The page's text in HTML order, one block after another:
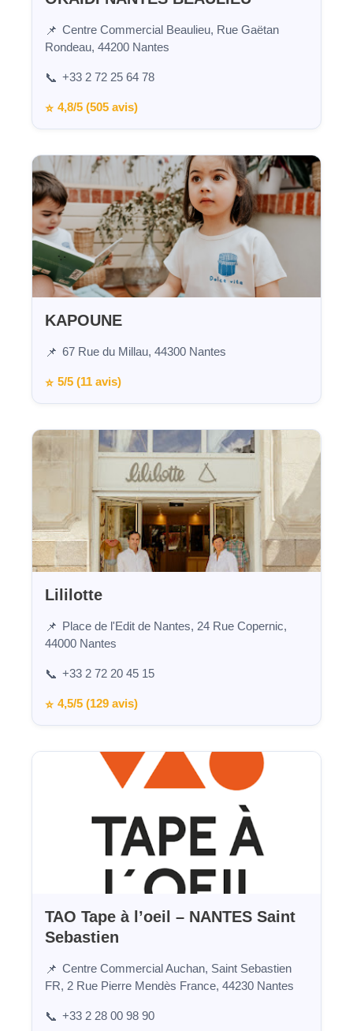
📌 Centre Commercial Beaulieu, Rue Gaëtan
Rondeau, 44200 Nantes
📞 +33 2 72 25 64 78
⭐ 4,8/5 (505 avis)
KAPOUNE
📌 67 Rue du Millau, 44300 Nantes
⭐ 5/5 (11 avis)
Lililotte
📌 Place de l'Edit de Nantes, 24 Rue Copernic,
44000 Nantes
📞 +33 2 72 20 45 15
⭐ 4,5/5 (129 avis)
TAO Tape à l’oeil – NANTES Saint
Sebastien
📌 Centre Commercial Auchan, Saint Sebastien
FR, 2 Rue Pierre Mendès France, 44230 Nantes
📞 +33 2 28 00 98 90